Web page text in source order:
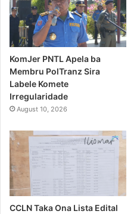
KomJer PNTL Apela ba
Membru PolTranz Sira
Labele Komete
Irregularidade
August 10, 2026
CCLN Taka Ona Lista Edital